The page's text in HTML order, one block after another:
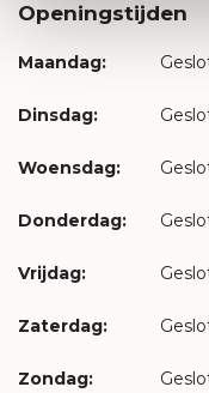
Openingstijden
Maandag:
Dinsdag:
Woensdag:
Donderdag:
Vrijdag:
Zaterdag:
Zondag: